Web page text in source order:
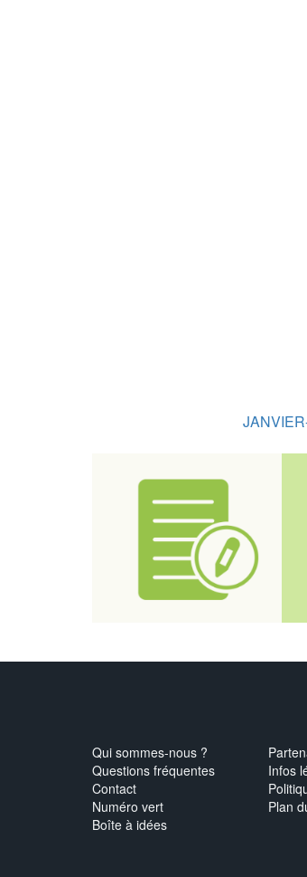
Qui sommes-nous ?
Questions fréquentes
Contact
Numéro vert
Boîte à idées
Infos
Plan